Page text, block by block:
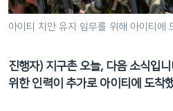
아이티 치안 유지 임무를 위해 아이티에
진행자) 지구촌 오늘, 다음 소식입
위한 인력이 추가로 아이티에 도착